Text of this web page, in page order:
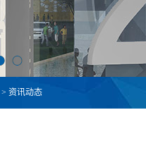
> 资讯动态